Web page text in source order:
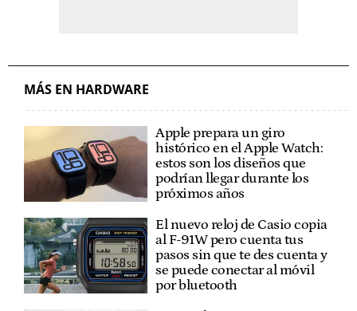
MÁS EN HARDWARE
Apple prepara un giro
histórico en el Apple Watch:
estos son los diseños que
podrían llegar durante los
próximos años
El nuevo reloj de Casio copia
al F-91W pero cuenta tus
pasos sin que te des cuenta y
se puede conectar al móvil
por bluetooth